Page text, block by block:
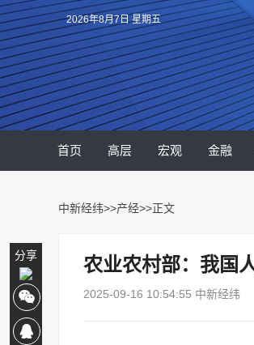
分享
2026年8月7日 星期五
首页 高层 宏观 金融
中新经纬>>产经>>正文
农业农村部：我国
2025-09-16 10:54:55 中新经纬